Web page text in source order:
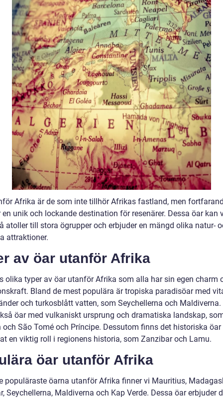
Afrika är de som inte tillhör Afrikas fastland, men
en unik och lockande destination för resenärer. Dessa öar kan
atoller till stora ögrupper och erbjuder en mängd olika natur-
attraktioner.
av öar utanför Afrika
olika typer av öar utanför Afrika som alla har sin egen charm
Bland de mest populära är tropiska paradisöar med
och turkosblått vatten, som Seychellerna och Maldiverna.
öar med vulkaniskt ursprung och dramatiska landskap,
och São Tomé och Príncipe. Dessutom finns det historiska
en viktig roll i regionens historia, som Zanzibar och Lamu.
öar utanför Afrika
populäraste öarna utanför Afrika finner vi Mauritius,
Seychellerna, Maldiverna och Kap Verde. Dessa öar erbjuder